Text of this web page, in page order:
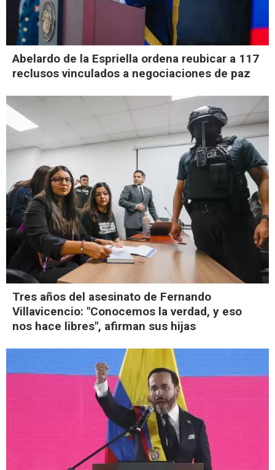
Abelardo de la Espriella ordena reubicar a 117
reclusos vinculados a negociaciones de paz
Tres años del asesinato de Fernando
Villavicencio: "Conocemos la verdad, y eso
nos hace libres", afirman sus hijas